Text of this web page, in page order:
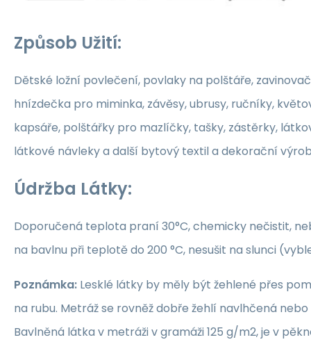
Způsob Užití:
Dětské ložní povlečení, povlaky na polštáře,
hnízdečka pro miminka, závěsy, ubrusy, ručníky,
kapsáře, polštářky pro mazlíčky, tašky, zástěrky,
látkové návleky a další bytový textil a dekorační
Údržba Látky:
Doporučená teplota praní 30°C, chemicky nečistit,
na bavlnu při teplotě do 200 °C, nesušit na slunci
Poznámka: Lesklé látky by měly být žehlené přes
na rubu. Metráž se rovněž dobře žehlí navlhčená
Bavlněná látka v metráži v gramáži 125 g/m2, je v